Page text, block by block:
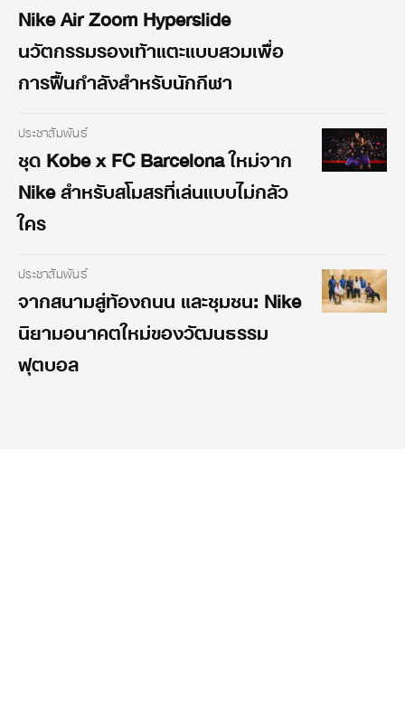
Nike Air Zoom Hyperslide
นวัตกรรมรองเท้าแตะแบบสวมเพื่อ
การฟื้นกำลังสำหรับนักกีฬา
ประชาสัมพันธ์
ชุด Kobe x FC Barcelona ใหม่จาก
Nike สำหรับสโมสรที่เล่นแบบไม่กลัว
ใคร
ประชาสัมพันธ์
จากสนามสู่ท้องถนน และชุมชน: Nike
นิยามอนาคตใหม่ของวัฒนธรรม
ฟุตบอล